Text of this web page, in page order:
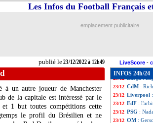
publié le23/12/2022 à 12h49
Les Infos du Football Français
emplacement publicitaire
LiveScore -
à un autre joueur de Manchester
de la capitale est intéressé par le
1 but toutes compétitions cette
le profil du Brésilien et ne
INFOS 24h/24
23/12 Nice: un
23/12 Divers:
23/12 Lyon
23/12 Man City
23/12 Rennes: le
:
23/12 CdM :
23/12 Liverpool
23/12 EdF :
23/12 PSG :
23/12 OM :